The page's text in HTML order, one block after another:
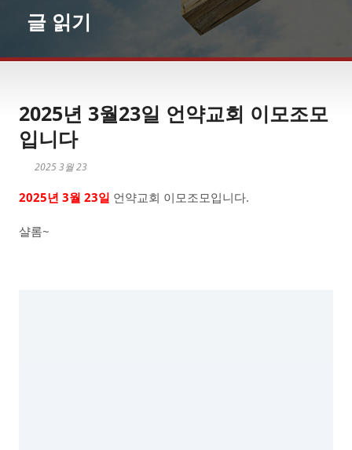
글 읽기
2025년 3월23일 언약교회 이모조모
입니다
2025 3월 23
2025년 3월 23일 언약교회 이모조모입니다.
샬롬~